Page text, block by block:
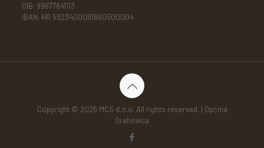
OIB: 99677841113
IBAN: HR 5923400091860500004
Copyright © 2026 MCS d.o.o. All rights reserved. | Općina
Orehovica